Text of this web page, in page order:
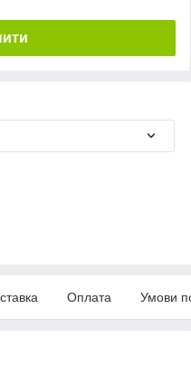
Оплата Умови